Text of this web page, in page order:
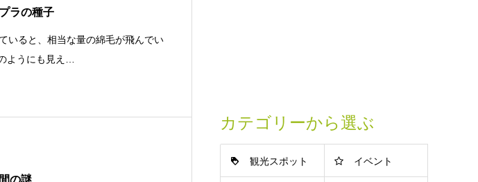
ラの種子
いると、相当な量の綿毛が飛んでい
ようにも見え…
の謎
カテゴリーから選ぶ
観光スポット イベント